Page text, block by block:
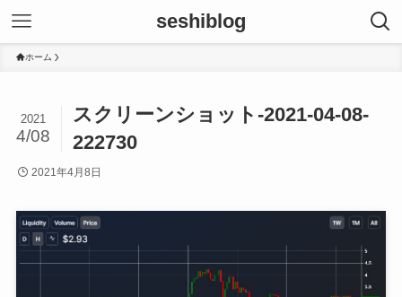
seshiblog
ホーム
スクリーンショット-2021-04-08-
222730
2021
4/08
2021年4月8日